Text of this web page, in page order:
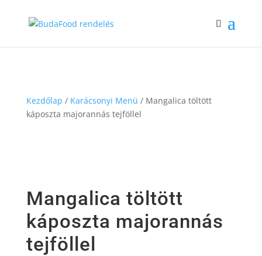
Kezdőlap / Karácsonyi Menü / Mangalica töltött
káposzta majorannás tejföllel
Mangalica töltött
káposzta majorannás
tejföllel